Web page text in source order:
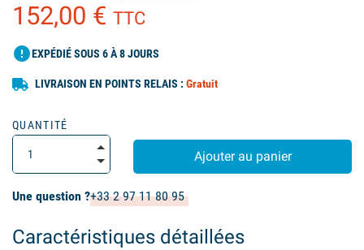
152,00 € TTC
errorEXPÉDIÉ SOUS 6 À 8 JOURS
LIVRAISON EN POINTS RELAIS : Gratuit
QUANTITÉ
Ajouter au panier
Une question ?+33 2 97 11 80 95
Caractéristiques détaillées